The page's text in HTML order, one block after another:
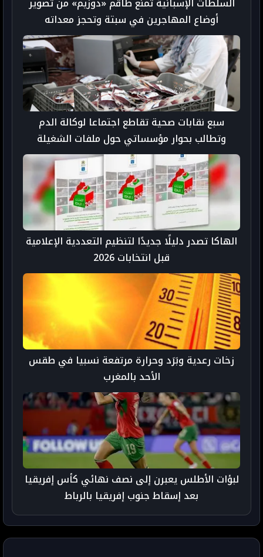
أوضاع المهاجرين في سبتة وتحجز معداته
سبع نقابات صحية تقاطع اجتماعا لوكالة الدم
وتطالب بحوار مؤسساتي حول ملفات الشغيلة
الهاكا تصدر دليلًا جديدًا لتنظيم التعددية الإعلامية
قبل انتخابات 2026
زخات رعدية وبَرَد وحرارة مرتفعة نسبيا في طقس
الأحد بالمغرب
لبؤات الأطلس يعبرن إلى نصف نهائي كأس إفريقيا
بعد إسقاط جنوب إفريقيا بالرباط